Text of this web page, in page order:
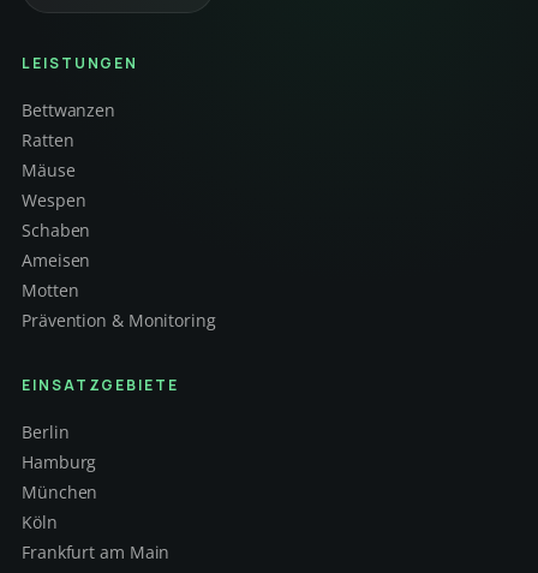
LEISTUNGEN
Bettwanzen
Ratten
Mäuse
Wespen
Schaben
Ameisen
Motten
Prävention & Monitoring
EINSATZGEBIETE
Berlin
Hamburg
München
Köln
Frankfurt am Main